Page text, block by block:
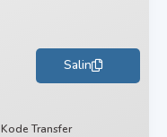
Salin
Kode Transfer